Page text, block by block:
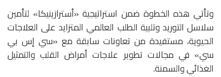
وتأتي هذه الخطوة ضمن استراتيجية «أسترازينيكا» لتأمين
سلاسل التوريد وتلبية الطلب العالمي المتزايد على العلاجات
الحيوية، مستفيدة من تعاونات سابقة مع «سي إس بي
سي» في مجالات تطوير علاجات أمراض القلب والتمثيل
الغذائي والسمنة.